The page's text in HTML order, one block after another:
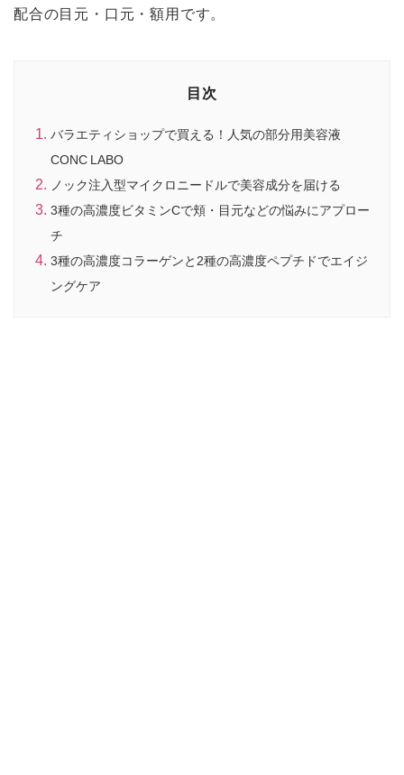
配合の目元・口元・額用です。
目次
バラエティショップで買える！人気の部分用美容液
CONC LABO
ノック注入型マイクロニードルで美容成分を届ける
3種の高濃度ビタミンCで頬・目元などの悩みにアプロー
チ
3種の高濃度コラーゲンと2種の高濃度ペプチドでエイジ
ングケア